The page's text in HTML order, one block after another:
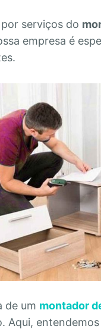
serviços do
empresa é
de um montador
Aqui,